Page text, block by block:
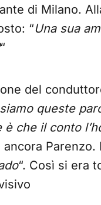
di Milano.
“Una sua
“
del
queste
che il conto
“. Così si era